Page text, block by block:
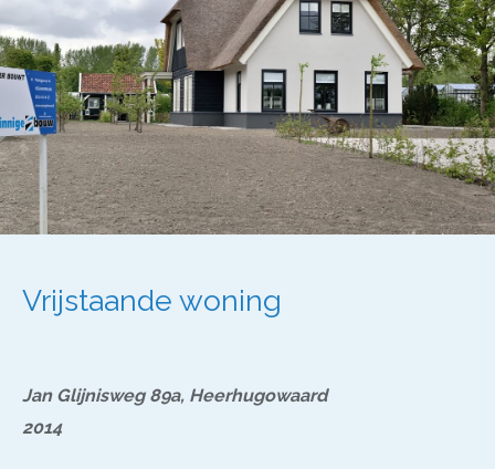
Vrijstaande woning
Jan Glijnisweg 89a, Heerhugowaard
2014